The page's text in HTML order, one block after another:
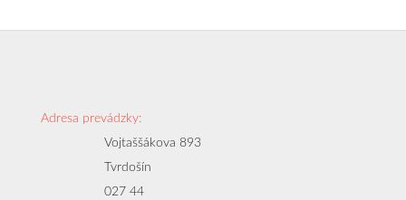
Adresa prevádzky:
Vojtaššákova 893
Tvrdošín
027 44